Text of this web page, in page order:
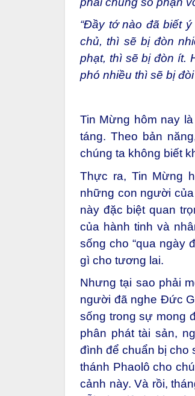
đến vào ngày hắn
phải chung số phận
“Đầy tớ nào đã biết
chủ, thì sẽ bị đòn
phạt, thì sẽ bị đòn ít.
phó nhiều thì sẽ bị
Tin Mừng hôm nay
táng. Theo bản
chúng ta không biết
Thực ra, Tin Mừng
những con người
này đặc biệt quan
của hành tinh và
sống cho “qua ngày
gì cho tương lai.
Nhưng tại sao phải
người đã nghe Đức
sống trong sự mong
phân phát tài sản,
đình để chuẩn bị cho
thánh Phaolô cho